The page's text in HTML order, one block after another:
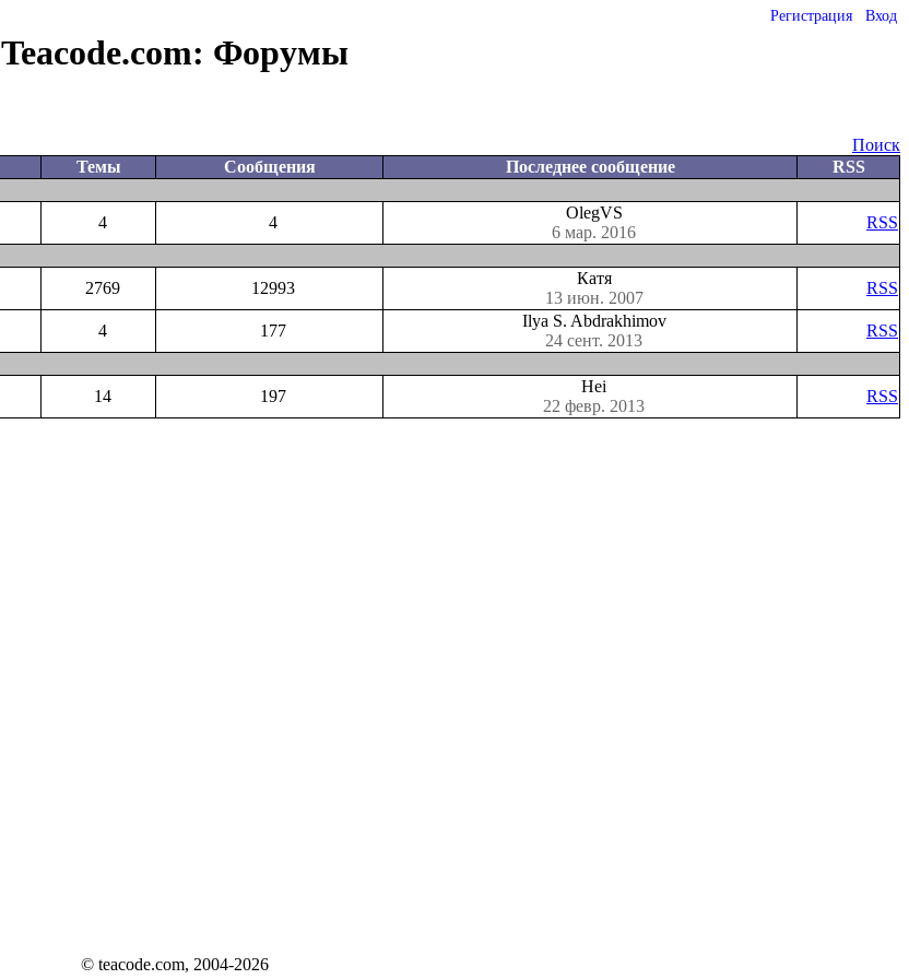
Регистрация Вход
Teacode.com: Форумы
Поиск
Темы Сообщения Последнее сообщение
RSS
4 4
OlegVS
6 мар. 2016
RSS
2769 12993
Катя
13 июн. 2007
RSS
4 177
Ilya S. Abdrakhimov
24 сент. 2013
RSS
14 197
Hei
22 февр. 2013
RSS
© teacode.com, 2004-2026